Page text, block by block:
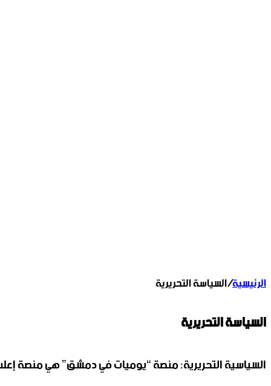
الرئيسية/السياسة التحريرية
السياسة التحريرية
السياسية التحريرية: منصة “يوميات في دمشق” هي منصة